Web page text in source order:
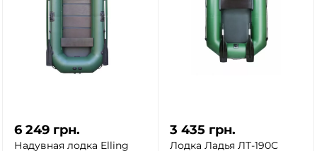
6 249 грн.
Надувная лодка Elling
3 435 грн.
Лодка Ладья ЛТ-190С